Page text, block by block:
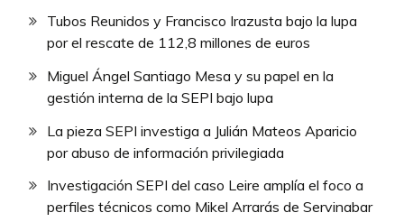
Tubos Reunidos y Francisco Irazusta bajo la lupa
por el rescate de 112,8 millones de euros
Miguel Ángel Santiago Mesa y su papel en la
gestión interna de la SEPI bajo lupa
La pieza SEPI investiga a Julián Mateos Aparicio
por abuso de información privilegiada
Investigación SEPI del caso Leire amplía el foco a
perfiles técnicos como Mikel Arrarás de Servinabar